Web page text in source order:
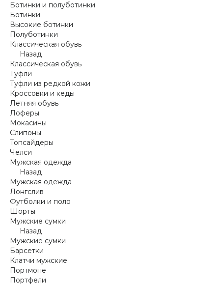
Ботинки и полуботинки
Ботинки
Высокие ботинки
Полуботинки
Классическая обувь
Назад
Классическая обувь
Туфли
Туфли из редкой кожи
Кроссовки и кеды
Летняя обувь
Лоферы
Мокасины
Слипоны
Топсайдеры
Челси
Мужская одежда
Назад
Мужская одежда
Лонгслив
Футболки и поло
Шорты
Мужские сумки
Назад
Мужские сумки
Барсетки
Клатчи мужские
Портмоне
Портфели